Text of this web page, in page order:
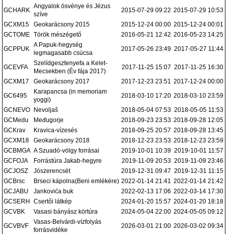
GCHARK
Angyalok ösvénye és Jézus
szíve
2015-07-29 09:22 2015-07-29 10:53
GCXM15
Geokarácsony 2015 2015-12-24 00:00 2015-12-24 00:01
GCTOME Török mészégető 2016-05-21 12:42 2016-05-23 14:25
GCPPUK
A Papuk-hegység
legmagasabb csúcsa
2017-05-26 23:49 2017-05-27 11:44
GCEVFA
Szelídgesztenyefa a Kelet-
Mecsekben (Év fája 2017)
2017-11-25 15:07 2017-11-25 16:30
GCXM17
Geokarácsony 2017 2017-12-23 23:51
2017-12-24 00:00
GC6495
Karapancsa (in memoriam
yoggi)
2018-03-10 17:20 2018-03-10 23:59
GCNEVO Nevoljaš 2018-05-04 07:53 2018-05-05 11:53
GCMedu
Međugorje 2018-09-23 23:53 2018-09-28 12:05
GCKrav
Kravica-vízesés 2018-09-25 20:57 2018-09-28 13:45
GCXM18
Geokarácsony 2018 2018-12-23 23:53 2018-12-23 23:59
GCBMGA A Szuadó-völgy forrásai 2019-10-01 10:39 2019-10-01 11:57
GCFOJA
Forrástúra Jakab-hegyre 2019-11-09 20:53 2019-11-09 23:46
GCJOSZ
Jószerencsét 2019-12-31 09:47 2019-12-31 11:15
GCBrsc
Brseci kápolna(Beni emlékére) 2022-01-14 21:41
2022-01-14 21:42
GCJABU
Jankovića buk 2022-02-13 17:06 2022-03-14 17:30
GCSERH
Csertői látkép 2024-01-20 15:57 2024-01-20 18:18
GCVBK
Vasasi bányász körtúra 2024-05-04 22:00 2024-05-05 09:12
GCVBVF
Vasas-Belvárdi-vízfolyás
forrásvidéke
2026-03-01 21:00 2026-03-02 09:34